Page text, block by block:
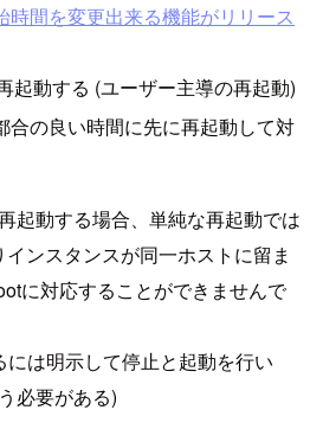
時間を変更出来る機能がリリース
起動する (ユーザー主導の再起動)
合の良い時間に先に再起動して対
起動する場合、単純な再起動では
インスタンスが同一ホストに留ま
に対応することができませんで
は明示して停止と起動を行い
必要がある)